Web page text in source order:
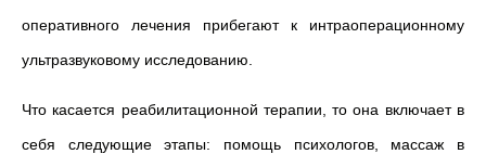
оперативного лечения прибегают к интраоперационному
ультразвуковому исследованию.
Что касается реабилитационной терапии, то она включает в
себя следующие этапы: помощь психологов, массаж в